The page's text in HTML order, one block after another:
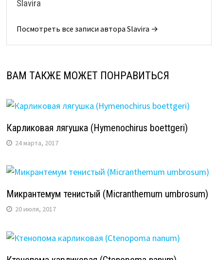
Slavira
Посмотреть все записи автора Slavira →
ВАМ ТАКЖЕ МОЖЕТ ПОНРАВИТЬСЯ
Карликовая лягушка (Hymenochirus boettgeri)
24 марта, 2017
Микрантемум тенистый (Micranthemum umbrosum)
20 июля, 2017